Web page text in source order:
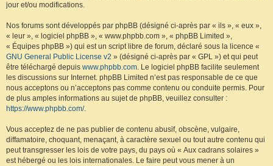
jour et/ou modifications.
Nos forums sont développés par phpBB (désigné ci-après par « ils », « eux »,
« leur », « logiciel phpBB », « www.phpbb.com », « phpBB Limited »,
« Équipes phpBB ») qui est un script libre de forum, déclaré sous la licence «
GNU General Public License v2 » (désigné ci-après par « GPL ») et qui peut
être téléchargé depuis www.phpbb.com. Le logiciel phpBB facilite seulement
les discussions sur Internet. phpBB Limited n’est pas responsable de ce que
nous acceptons ou n’acceptons pas comme contenu ou conduite permis. Pour
de plus amples informations au sujet de phpBB, veuillez consulter :
https://www.phpbb.com/.
Vous acceptez de ne pas publier de contenu abusif, obscène, vulgaire,
diffamatoire, choquant, menaçant, à caractère sexuel ou tout autre contenu qui
peut transgresser les lois de votre pays, du pays où « Aux cadrans solaires »
est hébergé ou les lois internationales. Le faire peut vous mener à un